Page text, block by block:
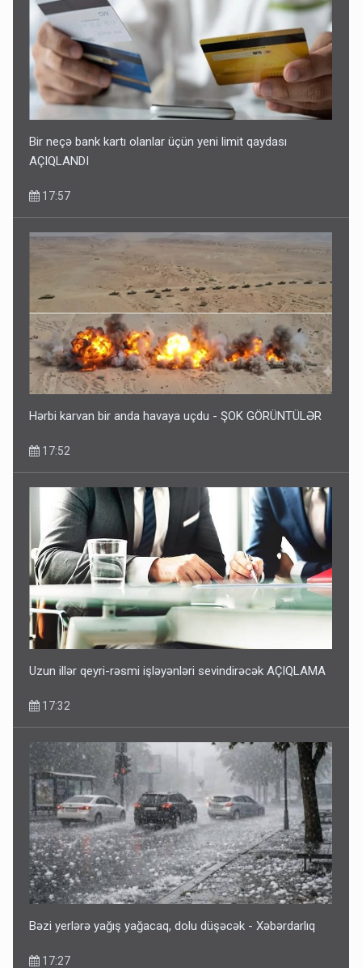
Bir neçə bank kartı olanlar üçün yeni limit qaydası
AÇIQLANDI
17:57
Hərbi karvan bir anda havaya uçdu - ŞOK GÖRÜNTÜLƏR
17:52
Uzun illər qeyri-rəsmi işləyənləri sevindirəcək AÇIQLAMA
17:32
Bəzi yerlərə yağış yağacaq, dolu düşəcək - Xəbərdarlıq
17:27